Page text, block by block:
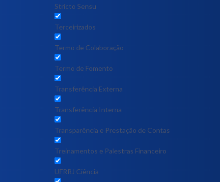
Stricto Sensu
Terceirizados
Termo de Colaboração
Termo de Fomento
Transferência Externa
Transferência Interna
Transparência e Prestação de Contas
Treinamentos e Palestras Financeiro
UFRRJ Ciência